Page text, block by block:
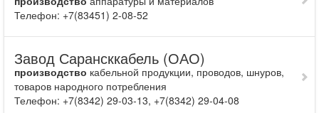
Телефон: +7(83451) 2-08-52
Завод Сарансккабель (ОАО)
производство кабельной продукции, проводов, шнуров,
товаров народного потребления
Телефон: +7(8342) 29-03-13, +7(8342) 29-04-08